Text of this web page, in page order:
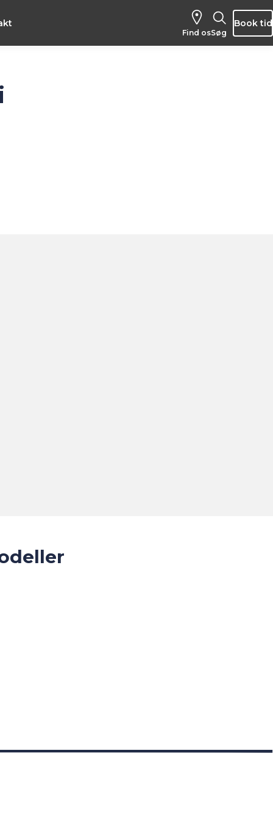
Find os Søg
Book tid